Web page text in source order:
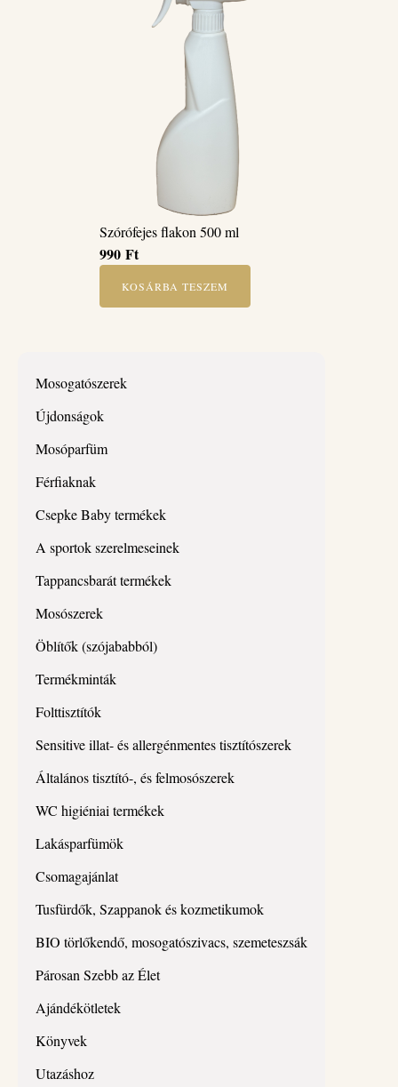
Mosogatószerek
Újdonságok
Mosóparfüm
Férfiaknak
Csepke Baby termékek
A sportok szerelmeseinek
Tappancsbarát termékek
Mosószerek
Öblítők (szójababból)
Termékminták
Folttisztítók
Sensitive illat- és allergénmentes tisztítószerek
Általános tisztító-, és felmosószerek
WC higiéniai termékek
Lakásparfümök
Csomagajánlat
Tusfürdők, Szappanok és kozmetikumok
BIO törlőkendő, mosogatószivacs, szemeteszsák
Párosan Szebb az Élet
Ajándékötletek
Könyvek
Utazáshoz
Szórófejes flakon 500 ml
990 Ft
KOSÁRBA TESZEM